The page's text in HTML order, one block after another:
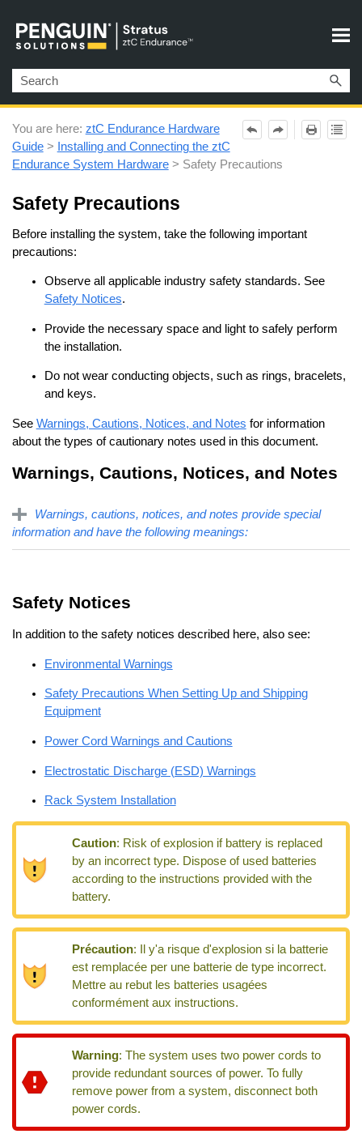
Skip To Main Content
You are here: ztC Endurance Hardware
Guide>
Installing and Connecting the ztC
Endurance System Hardware> Safety Precautions
Safety Precautions
Before installing the system, take the following important
precautions:
Observe all applicable industry safety standards. See
Safety Notices.
Provide the necessary space and light to safely perform
the installation.
Do not wear conducting objects, such as rings, bracelets,
and keys.
See Warnings, Cautions, Notices, and Notes for information
about the types of cautionary notes used in this document.
Warnings, Cautions, Notices, and Notes
Warnings, cautions, notices, and notes provide special
information and have the following meanings:
Safety Notices
In addition to the safety notices described here, also see:
Environmental Warnings
Safety Precautions When Setting Up and Shipping
Equipment
Power Cord Warnings and Cautions
Electrostatic Discharge (ESD) Warnings
Rack System Installation
Caution: Risk of explosion if battery is replaced
by an incorrect type. Dispose of used batteries
according to the instructions provided with the
battery.
Précaution:
Il y'a risque d'explosion si la batterie
est remplacée per une batterie de type incorrect.
Mettre au rebut les batteries usagées
conformément aux instructions.
Warning:The system uses two power cords to
provide redundant sources of power. To fully
remove power from a system, disconnect both
power cords.